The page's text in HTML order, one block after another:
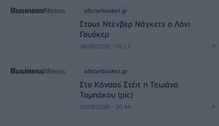
allstarbasket.gr
Στους Ντένβερ Νάγκετς ο Λόνι
Γουόκερ
06/08/2026 - 05:17
allstarbasket.gr
Στο Κάνσας Στέιτ η Τζωάνα
Ταμπάκου (pic)
05/08/2026 - 20:44